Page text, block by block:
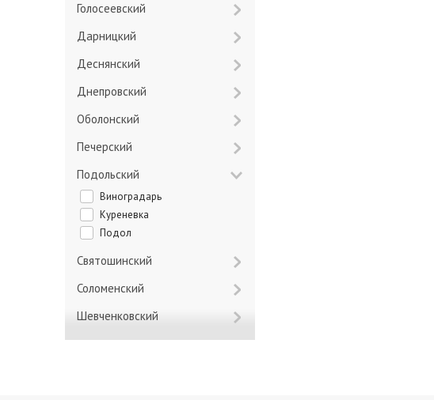
Голосеевский
Дарницкий
Деснянский
Днепровский
Оболонский
Печерский
Подольский
Виноградарь
Куреневка
Подол
Святошинский
Соломенский
Шевченковский